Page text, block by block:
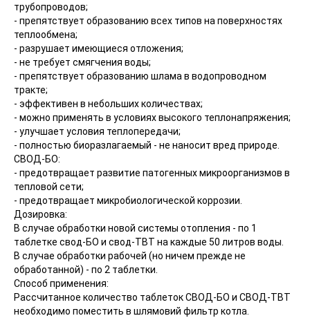
трубопроводов;
- препятствует образованию всех типов на поверхностях
теплообмена;
- разрушает имеющиеся отложения;
- не требует смягчения воды;
- препятствует образованию шлама в водопроводном
тракте;
- эффективен в небольших количествах;
- можно применять в условиях высокого теплонапряжения;
- улучшает условия теплопередачи;
- полностью биоразлагаемый - не наносит вред природе.
СВОД-БО:
- предотвращает развитие патогенных микроорганизмов в
тепловой сети;
- предотвращает микробиологической коррозии.
Дозировка:
В случае обработки новой системы отопления - по 1
таблетке свод-БО и свод-ТВТ на каждые 50 литров воды.
В случае обработки рабочей (но ничем прежде не
обработанной) - по 2 таблетки.
Способ применения:
Рассчитанное количество таблеток СВОД-БО и СВОД-ТВТ
необходимо поместить в шлямовий фильтр котла.